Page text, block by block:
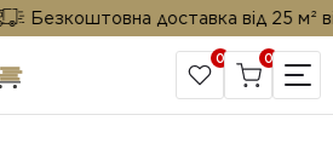
доставка від 25 м² від
САЙТ КОМПАНІЇ
0 0